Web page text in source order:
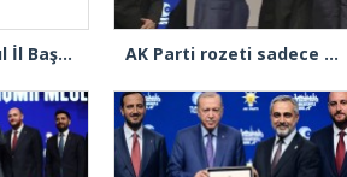
AK Parti İstanbul İl Başkanı Abdullah Özdemir’den Ertuğrul Özkök’e “Franco” tepkisi AK Parti rozeti sadece yakaya mı takıldı, yoksa gönüle takılmadı mı?